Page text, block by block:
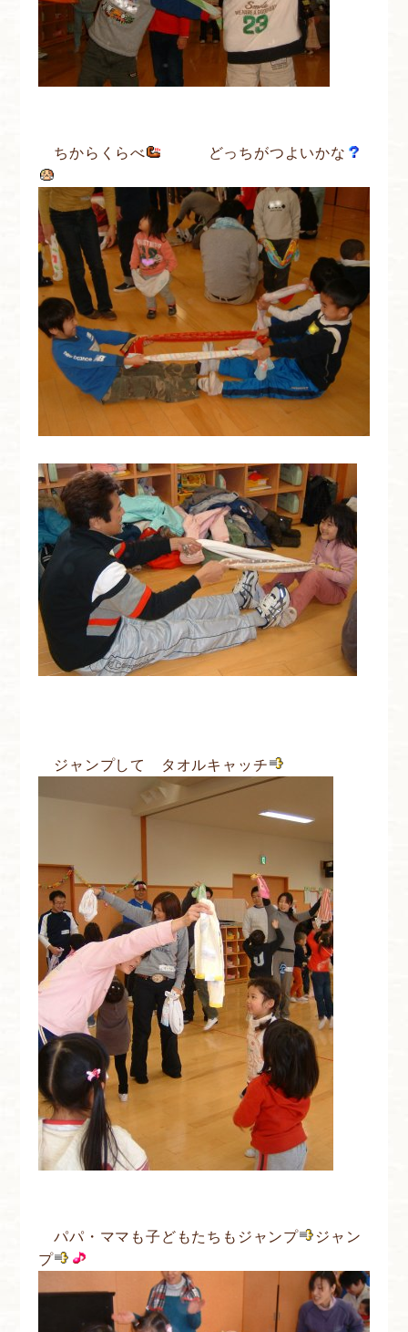
ちからくらべ どっちがつよいかな
ジャンプして タオルキャッチ
パパ・ママも子どもたちもジャンプ
ジャン
プ